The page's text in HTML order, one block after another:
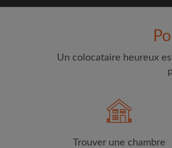
Recevez des alertes pour
annonce correspondant à
Faites part aux propriétaires
colocataires de ce que vous
exactement
Un colocataire heureux
Trouver une chambre